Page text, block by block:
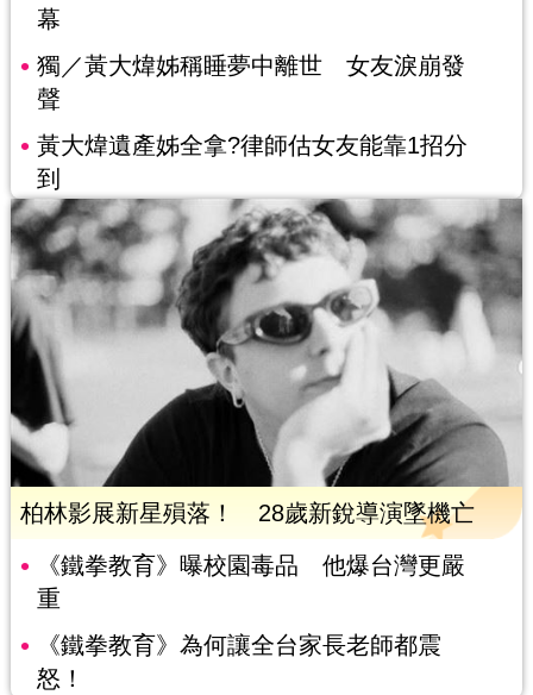
幕
獨／黃大煒姊稱睡夢中離世 女友淚崩發
聲
黃大煒遺產姊全拿?律師估女友能靠1招分
到
柏林影展新星殞落！ 28歲新銳導演墜機亡
《鐵拳教育》曝校園毒品 他爆台灣更嚴
重
《鐵拳教育》為何讓全台家長老師都震
怒！